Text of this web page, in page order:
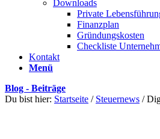
Downloads
Private
Finanzplan
Gründungskosten
Checkliste
Kontakt
Menü
Blog - Beiträge
Du bist hier: Startseite / Steuernews /